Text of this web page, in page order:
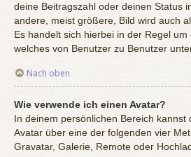
deine Beitragszahl oder deinen Status
andere, meist größere, Bild wird auch
Es handelt sich hierbei in der Regel um
welches von Benutzer zu Benutzer
Nach oben
Wie verwende ich einen Avatar?
In deinem persönlichen Bereich kannst
Avatar über eine der folgenden vier
Gravatar, Galerie, Remote oder